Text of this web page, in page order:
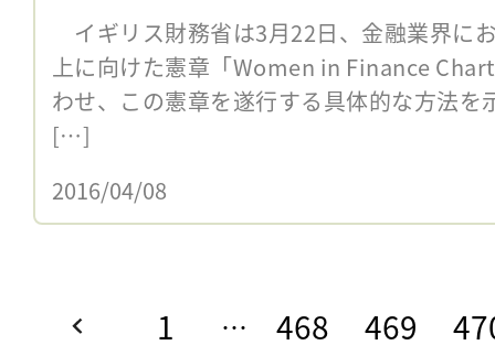
イギリス財務省は3月22日、金融業界に
上に向けた憲章「Women in Finance
わせ、この憲章を遂行する具体的な方法
[…]
2016/04/08
1 … 468 469